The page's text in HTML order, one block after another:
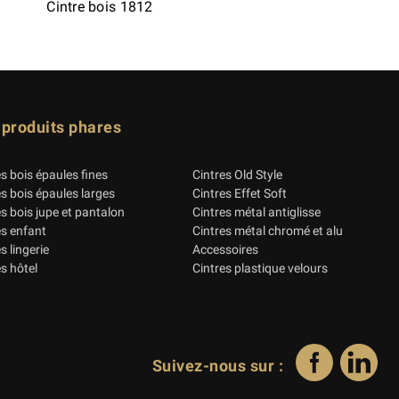
Cintre bois 1812
phares
bois épaules fines
bois épaules larges
bois jupe et pantalon
enfant
lingerie
hôtel
Cintres Old Style
Cintres Effet Soft
Cintres métal antiglisse
Cintres métal chromé et alu
Accessoires
Cintres plastique velours
Suivez-nous sur :